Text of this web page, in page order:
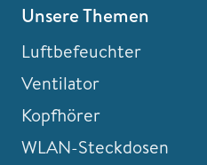
Unsere Themen
Luftbefeuchter
Ventilator
Kopfhörer
WLAN-Steckdosen